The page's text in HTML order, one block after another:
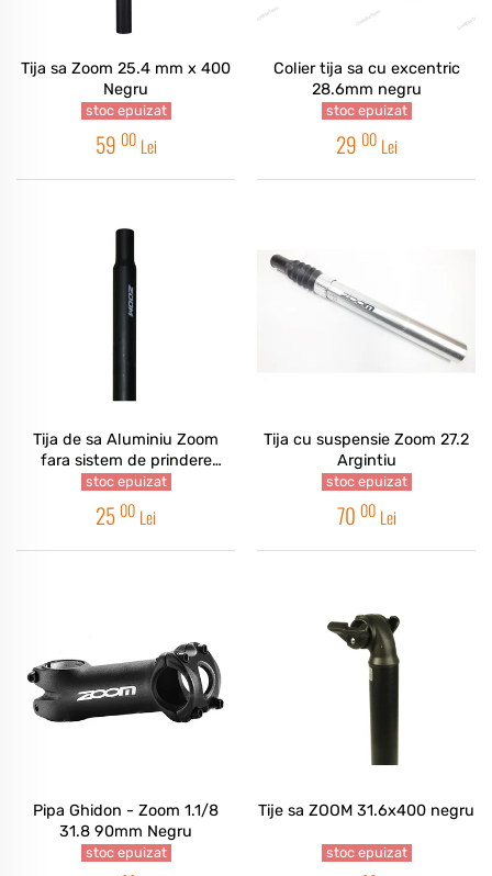
Tija sa Zoom 25.4 mm x 400
Negru
stoc epuizat
59 00 Lei
Colier tija sa cu excentric
28.6mm negru
stoc epuizat
29 00 Lei
Tija de sa Aluminiu Zoom
fara sistem de prindere
negru 25.4mm
stoc epuizat
25 00 Lei
Tija cu suspensie Zoom 27.2
Argintiu
stoc epuizat
70 00 Lei
Pipa Ghidon - Zoom 1.1/8
31.8 90mm Negru
stoc epuizat
Tije sa ZOOM 31.6x400 negru
stoc epuizat